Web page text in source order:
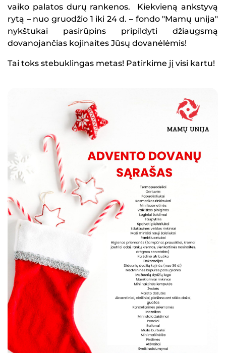
vaiko palatos durų rankenos. Kiekvieną ankstyvą
rytą – nuo gruodžio 1 iki 24 d. – fondo "Mamų unija"
nykštukai pasirūpins pripildyti džiaugsmą
dovanojančias kojinaites Jūsų dovanėlėmis!
Tai toks stebuklingas metas! Patirkime jį visi kartu!